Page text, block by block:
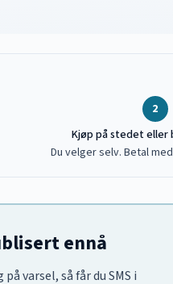
2
Kjøp på stedet eller
Du velger selv. Betal
ennå
varsel, så får du SMS i